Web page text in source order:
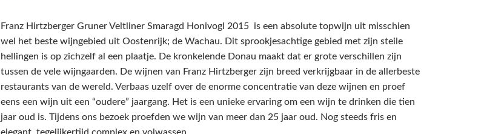
Franz Hirtzberger Gruner Veltliner Smaragd Honivogl 2015 is een absolute topwijn uit misschien
wel het beste wijngebied uit Oostenrijk; de Wachau. Dit sprookjesachtige gebied met zijn steile
hellingen is op zichzelf al een plaatje. De kronkelende Donau maakt dat er grote verschillen zijn
tussen de vele wijngaarden. De wijnen van Franz Hirtzberger zijn breed verkrijgbaar in de allerbeste
restaurants van de wereld. Verbaas uzelf over de enorme concentratie van deze wijnen en proef
eens een wijn uit een “oudere” jaargang. Het is een unieke ervaring om een wijn te drinken die tien
jaar oud is. Tijdens ons bezoek proefden we wijn van meer dan 25 jaar oud. Nog steeds fris en